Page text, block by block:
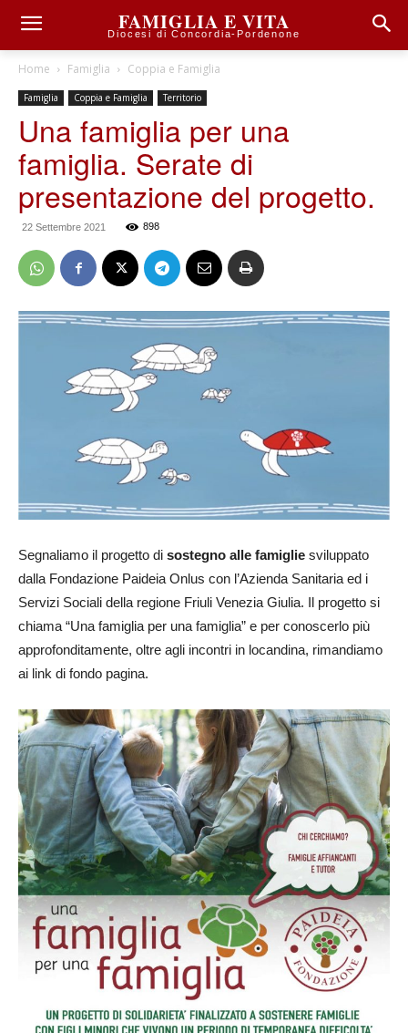
FAMIGLIA E VITA
Diocesi di Concordia-Pordenone
Home Famiglia Coppia e Famiglia
Famiglia Coppia e Famiglia Territorio
Una famiglia per una
famiglia. Serate di
presentazione del progetto.
22 Settembre 2021 898
Segnaliamo il progetto di sostegno alle famiglie sviluppato
dalla Fondazione Paideia Onlus con l’Azienda Sanitaria ed i
Servizi Sociali della regione Friuli Venezia Giulia. Il progetto si
chiama “Una famiglia per una famiglia” e per conoscerlo più
approfonditamente, oltre agli incontri in locandina, rimandiamo
ai link di fondo pagina.